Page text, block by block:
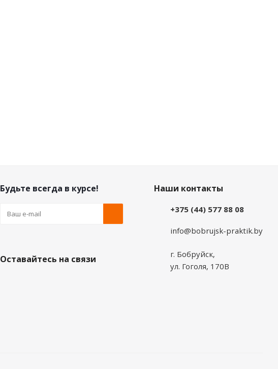
Будьте всегда в курсе!
Оставайтесь на связи
Наши контакты
+375 (44) 577 88 08
info@bobrujsk-praktik.by
г. Бобруйск,
ул. Гоголя, 170В